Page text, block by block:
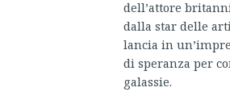
dell’attore
dalla star delle
lancia in
di speranza per
galassie.